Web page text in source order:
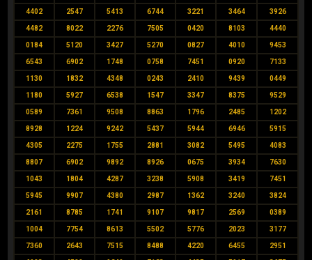
4402 2547 5413 6744 3221 3464 3926
4482 8022 2276 7505 0420 8103 4440
0184 5120 3427 5270 0827 4010 9453
6543 6902 1748 0758 7451 0920 7133
1130 1832 4348 0243 2410 9439 0449
1180 5927 6538 1547 3347 8375 9529
0589 7361 9508 8863 1796 2485 1202
8928 1224 9242 5437 5944 6946 5915
4305 2275 1755 2881 3082 5495 4083
8807 6902 9892 8926 0675 3934 7630
1043 1804 4287 3238 5908 3419 7451
5945 9907 4380 2987 1362 3240 3824
2161 8785 1741 9107 9817 2569 0389
1004 7754 8613 5502 5776 2023 3177
7360 2643 7515 8488 4220 6455 2951